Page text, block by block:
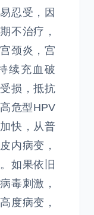
忍受，因
不治疗，
颈炎，宫
续充血破
损，抵抗
危型HPV
快，从普
内病变，
如果依旧
毒刺激，
度病变，